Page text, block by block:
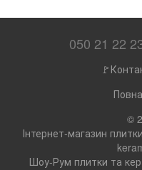
050 21 22
©
Інтернет-магазин
Шоу-Рум плитки та